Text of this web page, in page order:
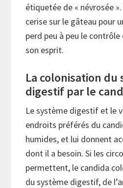
étiquetée de « névrosée ».
cerise sur le gâteau pour
perd peu à peu le
son esprit.
La colonisation du
digestif par le
Le système digestif et le
endroits préférés du
humides, et lui donnent
dont il a besoin. Si les
permettent, le candida
du système digestif, de